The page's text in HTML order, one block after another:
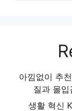
아낌없이 추
질과 몰
생활 혁신